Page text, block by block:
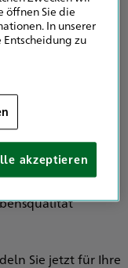
Möglichkeit, eine
Damit sind Sie
– ein wichtiger
ist eine
der Basisrente
Stabilität im
Sie jetzt für Ihre
öffnen Sie die
In unserer
zu
akzeptieren